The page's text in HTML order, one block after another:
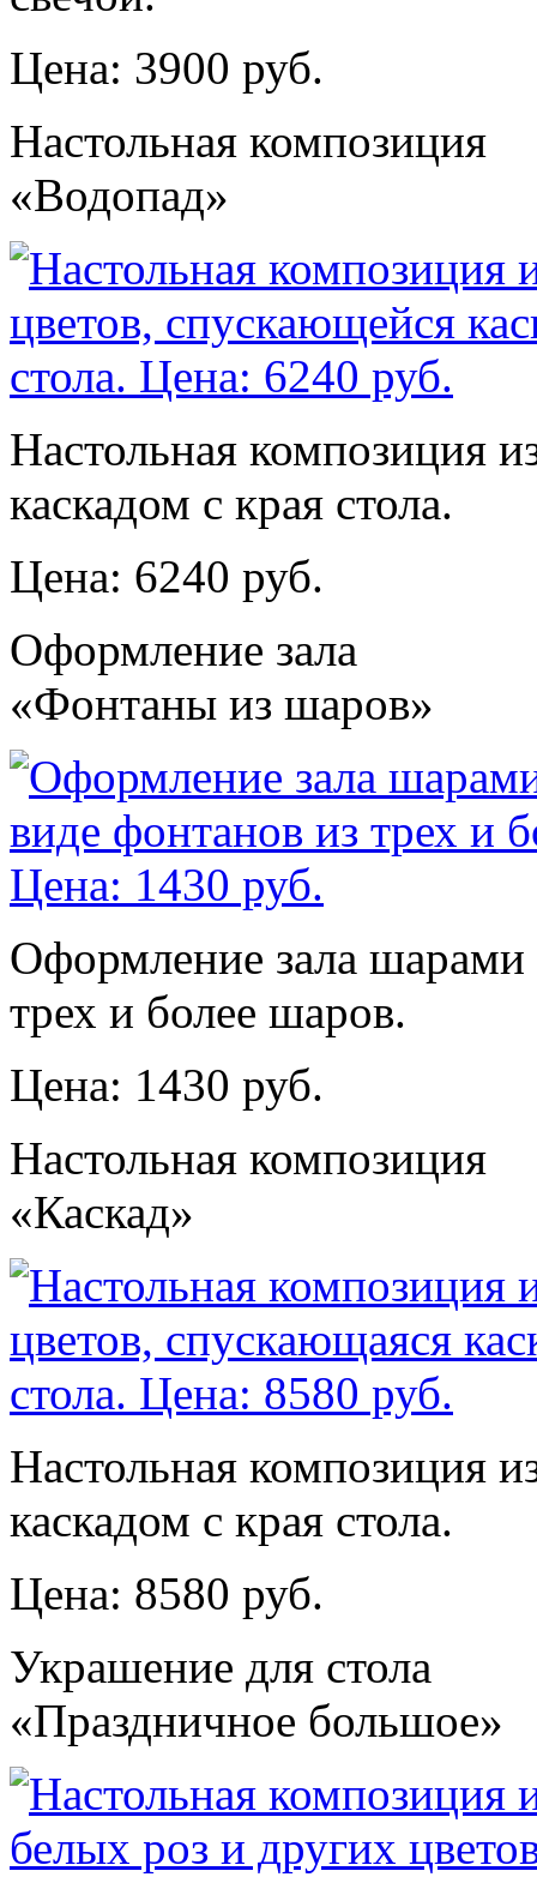
Цена: 3900 руб.
Настольная композиция
«Водопад»
Настольная композиция
каскадом с края стола.
Цена: 6240 руб.
Оформление зала
«Фонтаны из шаров»
Оформление зала шарами
трех и более шаров.
Цена: 1430 руб.
Настольная композиция
«Каскад»
Настольная композиция
каскадом с края стола.
Цена: 8580 руб.
Украшение для стола
«Праздничное большое»